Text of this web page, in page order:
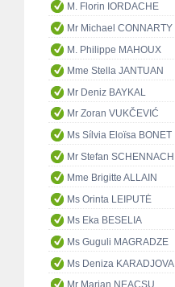
M. Florin IORDACHE
Mr Michael CONNARTY
M. Philippe MAHOUX
Mme Stella JANTUAN
Mr Deniz BAYKAL
Mr Zoran VUKČEVIĆ
Ms Sílvia Eloïsa BONET
Mr Stefan SCHENNACH
Mme Brigitte ALLAIN
Ms Orinta LEIPUTĖ
Ms Eka BESELIA
Ms Guguli MAGRADZE
Ms Deniza KARADJOVA
Mr Marian NEACȘU